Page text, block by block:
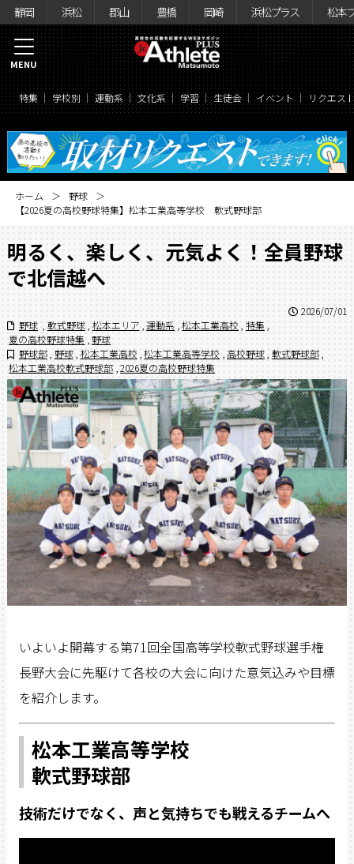
静岡 浜松 郡山 豊橋 岡崎 浜松プラス 松本
特集 学校別 運動系 文化系 学習 生徒会 イベント リクエス
MENU
ホーム
野球
【2026夏の高校野球特集】松本工業高等学校 軟式野球部
明るく、楽しく、元気よく！全員野球
で北信越へ
2026/07/01
野球
軟式野球 松本エリア 運動系 ,松本工業高校 特集 ,
夏の高校野球特集
野球
野球部 野球 松本工業高校 松本工業高等学校 高校野球 軟式野球部
松本工業高校軟式野球部 2026夏の高校野球特集
いよいよ開幕する第71回全国高等学校軟式野球選手権
長野大会に先駆けて各校の大会に向けた意気込みや目標
を紹介します。
松本工業高等学校
軟式野球部
技術だけでなく、声と気持ちでも戦えるチームへ